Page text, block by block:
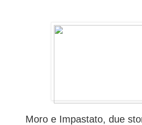
Moro e Impastato, due